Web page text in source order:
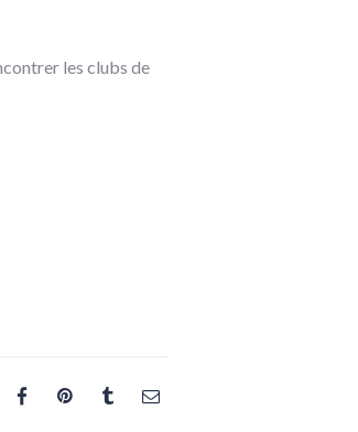
les clubs de